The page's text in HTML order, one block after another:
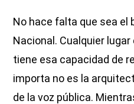
No hace falta que sea el
Nacional. Cualquier
tiene esa capacidad de
importa no es la
de la voz pública.